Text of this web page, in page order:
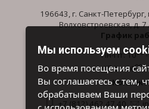
196643, г. Санкт-
Волховстроевская, д.
График
Пн-Пт: 1000-
Сб-Вс: 1000-
+7 (812) 462 47 40
Мы используем
Во время посещения
Вы соглашаетесь с тем,
обрабатываем Ваши